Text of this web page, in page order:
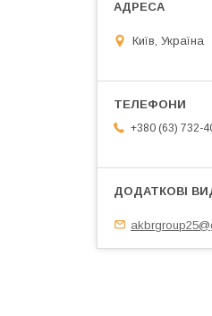
Київ, Україна
+380 (63) 732-